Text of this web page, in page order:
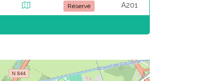
Réservé A201